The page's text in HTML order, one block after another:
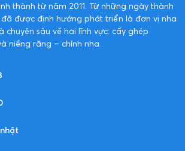
thành từ năm 2011. Từ những ngày thành
đã được định hướng phát triển là đơn vị nha
chuyên sâu về hai lĩnh vực: cấy ghép
niềng răng – chỉnh nha.